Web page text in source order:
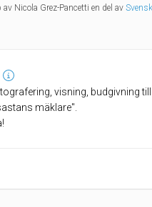
Nicola Grez-Pancetti en del av
visning, budgivning
mäklare".